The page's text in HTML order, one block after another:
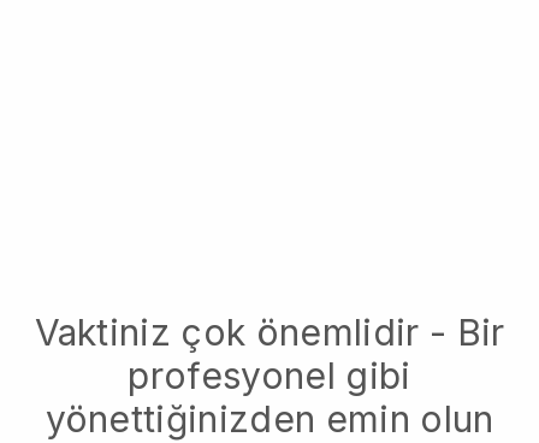
Vaktiniz çok önemlidir - Bir
profesyonel gibi
yönettiğinizden emin olun